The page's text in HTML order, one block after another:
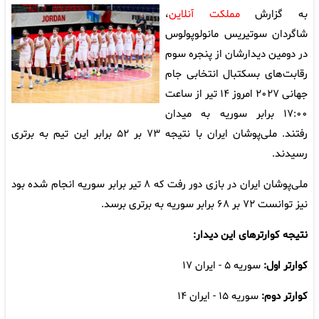
به گزارشمملکت آنلاین،
شاگردان سوتیریس مانولوپولوس
در دومین دیدارشان از پنجره سوم
رقابت‌های بسکتبال انتخابی جام
جهانی ۲۰۲۷ امروز ۱۴ تیر از ساعت
۱۷:۰۰ برابر سوریه به میدان
رفتند. ملی‌پوشان ایران با نتیجه ۷۳ بر ۵۲ برابر این تیم به برتری
رسیدند.
ملی‌پوشان ایران در بازی دور رفت که ۸ تیر برابر سوریه انجام شده بود
نیز توانست ۷۲ بر ۶۸ برابر سوریه به برتری برسد.
نتیجه کوارترهای این دیدار:
کوارتر اول: سوریه ۵ - ایران ۱۷
کوارتر دوم: سوریه ۱۵ - ایران ۱۴